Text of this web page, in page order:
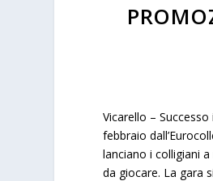
Vicarello –
febbraio
lanciano i colligiani
da giocare. La gara